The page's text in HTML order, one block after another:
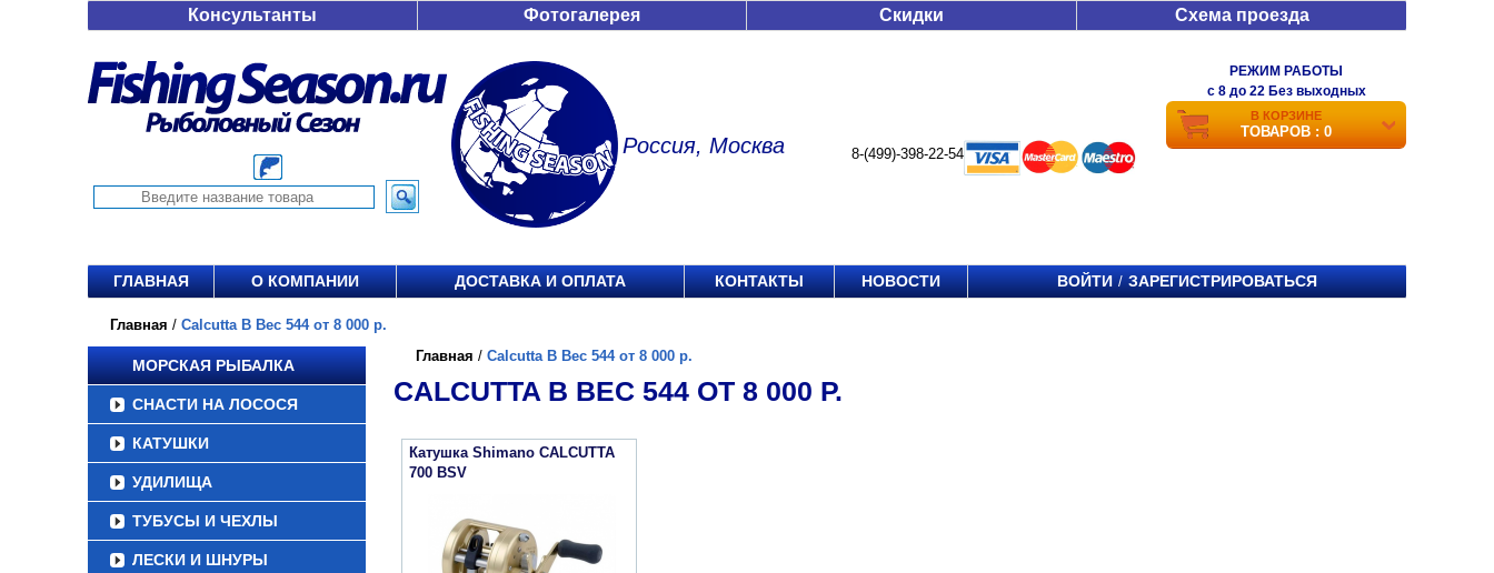
Консультанты Фотогалерея Скидки Схема проезда
Россия, Москва 8-(499)-398-22-54
РЕЖИМ РАБОТЫ
c 8 до 22 Без выходных
В КОРЗИНЕ
ТОВАРОВ : 0
ГЛАВНАЯ О КОМПАНИИ ДОСТАВКА И ОПЛАТА КОНТАКТЫ НОВОСТИ ВОЙТИ / ЗАРЕГИСТРИРОВАТЬСЯ
Главная / Calcutta B Вес 544 от 8 000 р.
МОРСКАЯ РЫБАЛКА
СНАСТИ НА ЛОСОСЯ
КАТУШКИ
УДИЛИЩА
ТУБУСЫ И ЧЕХЛЫ
ЛЕСКИ И ШНУРЫ
Главная / Calcutta B Вес 544 от 8 000 р.
CALCUTTA B ВЕС 544 ОТ 8 000 Р.
Катушка Shimano CALCUTTA
700 BSV